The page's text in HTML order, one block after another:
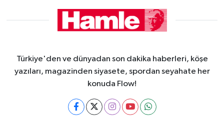
Türkiye'den ve dünyadan son dakika haberleri, köşe
yazıları, magazinden siyasete, spordan seyahate her
konuda Flow!